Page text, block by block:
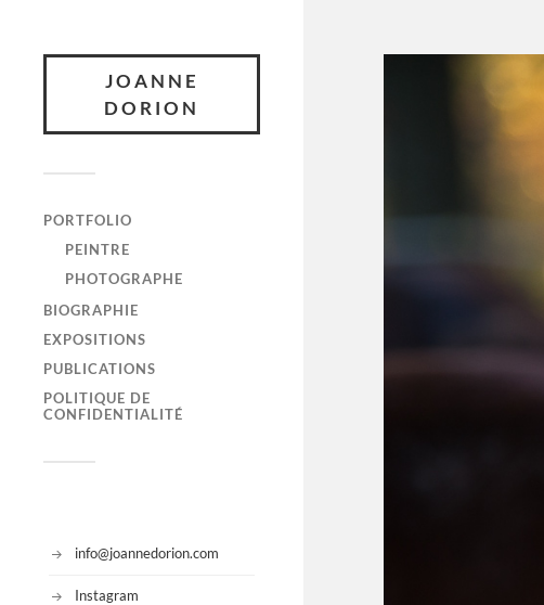
JOANNE
DORION
PORTFOLIO
PEINTRE
PHOTOGRAPHE
BIOGRAPHIE
EXPOSITIONS
PUBLICATIONS
POLITIQUE DE
CONFIDENTIALITÉ
info@joannedorion.com
Instagram